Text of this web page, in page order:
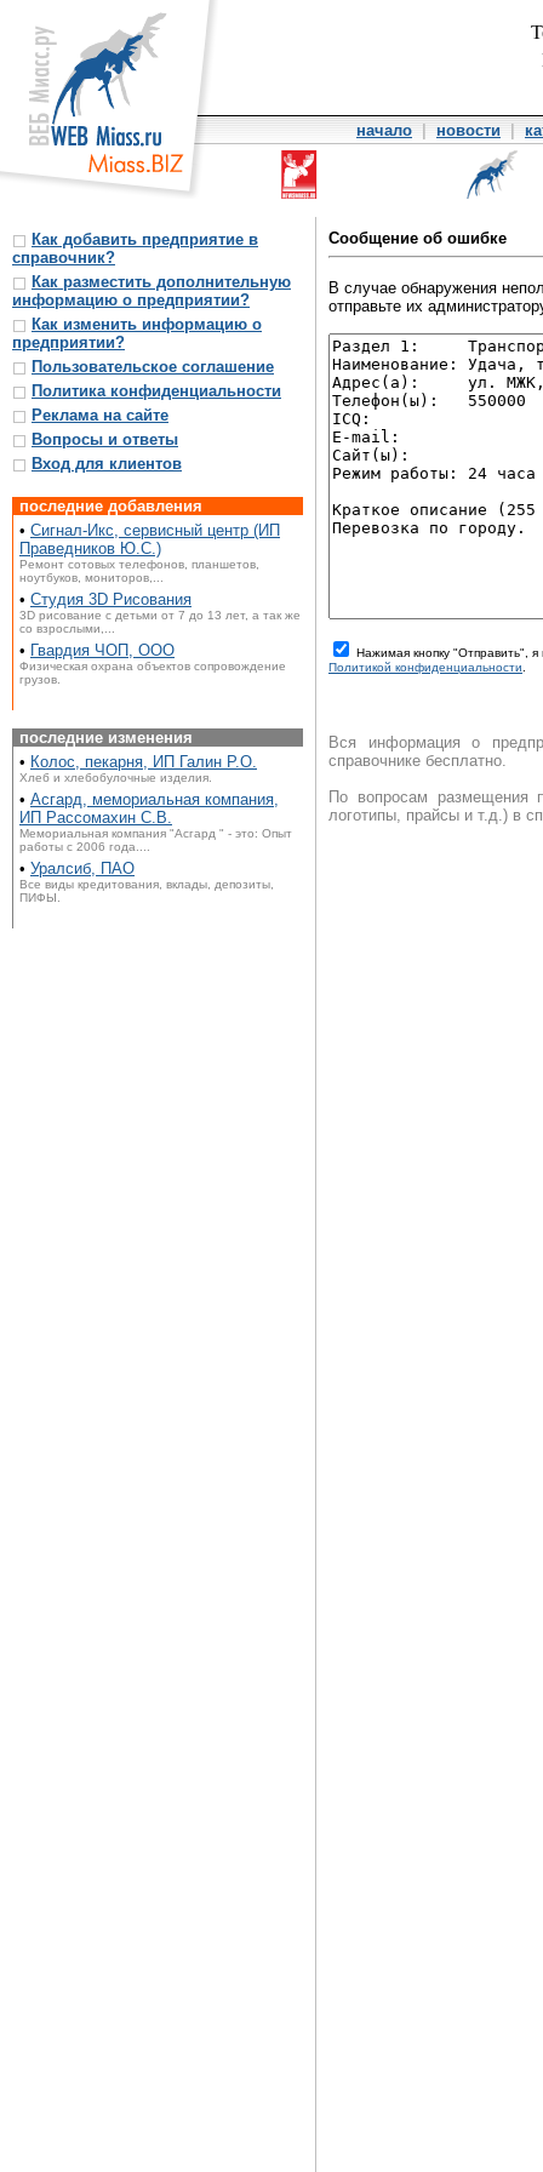
начало новости
Как добавить предприятие в
справочник?
Как разместить дополнительную
информацию о предприятии?
Как изменить информацию о
предприятии?
Пользовательское соглашение
Политика конфиденциальности
Реклама на сайте
Вопросы и ответы
Вход для клиентов
последние добавления
• Сигнал-Икс, сервисный центр (ИП
Праведников Ю.С.)
Ремонт сотовых телефонов, планшетов,
ноутбуков, мониторов,...
• Студия 3D Рисования
3D рисование с детьми от 7 до 13 лет, а так же
со взрослыми,...
• Гвардия ЧОП, ООО
Физическая охрана объектов сопровождение
грузов.
последние изменения
• Колос, пекарня, ИП Галин Р.О.
Хлеб и хлебобулочные изделия.
• Асгард, мемориальная компания,
ИП Рассомахин С.В.
Мемориальная компания "Асгард " - это: Опыт
работы с 2006 года....
• Уралсиб, ПАО
Все виды кредитования, вклады, депозиты,
ПИФЫ.
Сообщение об ошибке
В случае обнаружения
отправьте их
Нажимая кнопку "Отправить",
Политикой конфиденциальности
Вся информация о
справочнике бесплатно.
По вопросам размещения
логотипы, прайсы и т.д.) в